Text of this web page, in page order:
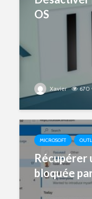
OS
Xavier 670
MICROSOFT
Récupérer
bloquée